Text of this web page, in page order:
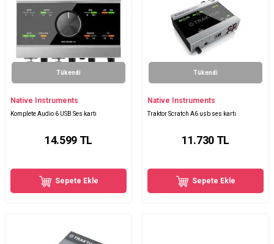
Tükendi
Native Instruments
Komplete Audio 6 USB Ses kartı
14.599TL
Sepete Ekle
Tükendi
Native Instruments
Traktor Scratch A6 usb ses kartı
11.730TL
Sepete Ekle